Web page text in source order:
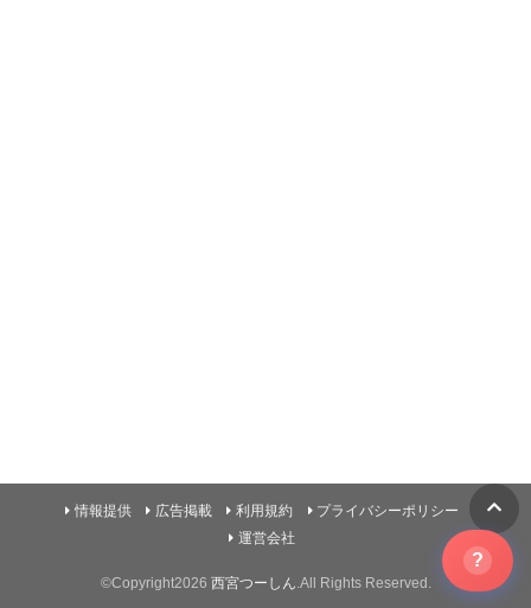
情報提供 広告掲載 利用規約
プライバシーポリシー
運営会社
©Copyright2026 西宮つーしん .All Rights Reserved.
?